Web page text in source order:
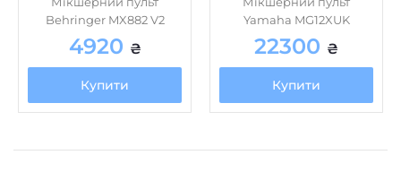
₴
Купити
₴
Купити